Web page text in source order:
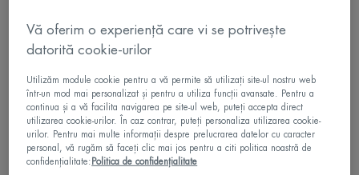
sensibilă"
Fluid
Radiance
SPF50+
Fluid
SPF50+
Nuanțator
Vă oferim o experiență care vi se potrivește
datorită cookie-urilor
Utilizăm module cookie pentru a vă permite să utilizați site-ul nostru web
într-un mod mai personalizat și pentru a utiliza funcții avansate. Pentru a
continua și a vă facilita navigarea pe site-ul web, puteți accepta direct
utilizarea cookie-urilor. În caz contrar, puteți personaliza utilizarea cookie-
urilor. Pentru mai multe informații despre prelucrarea datelor cu caracter
personal, vă rugăm să faceți clic mai jos pentru a citi politica noastră de
confidențialitate: Politica de confidențialitate